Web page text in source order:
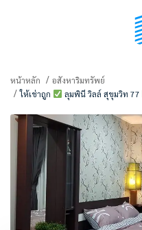
(เลือกมุมมอง)
หน้าหลัก
อสังหาริมทรัพย์
ให้เช่าถูก
ลุมพินี วิลล์ สุขุมวิท 77